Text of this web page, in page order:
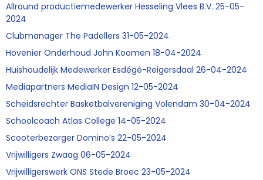
Allround productiemedewerker Hesseling Vlees B.V. 25-05-
2024
Clubmanager The Padellers 31-05-2024
Hovenier Onderhoud John Koomen 18-04-2024
Huishoudelijk Medewerker Esdégé-Reigersdaal 26-04-2024
Mediapartners MediaIN Design 12-05-2024
Scheidsrechter Basketbalvereniging Volendam 30-04-2024
Schoolcoach Atlas College 14-05-2024
Scooterbezorger Domino’s 22-05-2024
Vrijwilligers Zwaag 06-05-2024
Vrijwilligerswerk ONS Stede Broec 23-05-2024